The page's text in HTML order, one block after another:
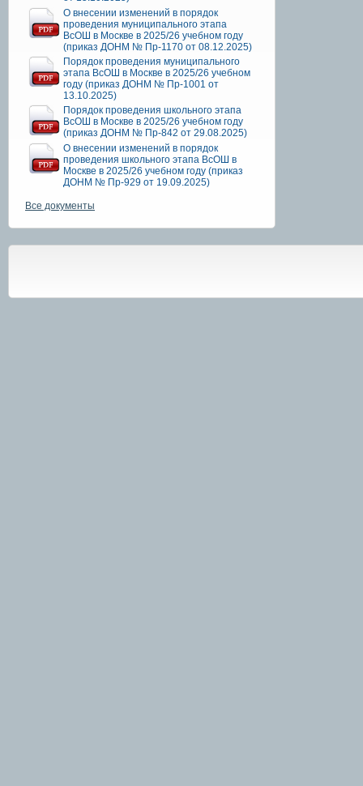
О внесении изменений в порядок
проведения муниципального этапа
ВсОШ в Москве в 2025/26 учебном году
(приказ ДОНМ № Пр-1170 от 08.12.2025)
Порядок проведения муниципального
этапа ВсОШ в Москве в 2025/26 учебном
году (приказ ДОНМ № Пр-1001 от
13.10.2025)
Порядок проведения школьного этапа
ВсОШ в Москве в 2025/26 учебном году
(приказ ДОНМ № Пр-842 от 29.08.2025)
О внесении изменений в порядок
проведения школьного этапа ВсОШ в
Москве в 2025/26 учебном году (приказ
ДОНМ № Пр-929 от 19.09.2025)
Все документы